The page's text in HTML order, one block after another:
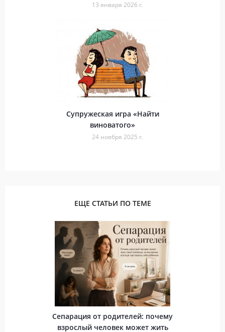
13 января 2026 г.
Супружеская игра «Найти
виноватого»
24 ноября 2025 г.
ЕЩЕ СТАТЬИ ПО ТЕМЕ
Сепарация от родителей: почему
взрослый человек может жить